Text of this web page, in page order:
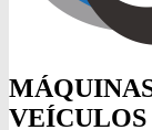
VEÍCULOS